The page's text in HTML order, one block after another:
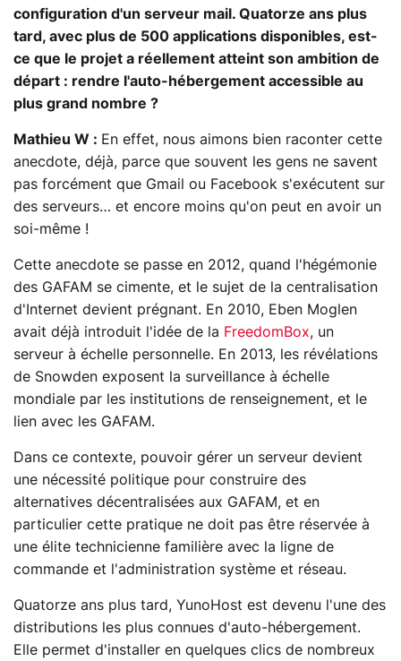
configuration d'un serveur mail. Quatorze ans plus
tard, avec plus de 500 applications disponibles, est-
ce que le projet a réellement atteint son ambition de
départ : rendre l'auto-hébergement accessible au
plus grand nombre ?
Mathieu W : En effet, nous aimons bien raconter cette
anecdote, déjà, parce que souvent les gens ne savent
pas forcément que Gmail ou Facebook s'exécutent sur
des serveurs… et encore moins qu'on peut en avoir un
soi-même !
Cette anecdote se passe en 2012, quand l'hégémonie
des GAFAM se cimente, et le sujet de la centralisation
d'Internet devient prégnant. En 2010, Eben Moglen
avait déjà introduit l'idée de la FreedomBox, un
serveur à échelle personnelle. En 2013, les révélations
de Snowden exposent la surveillance à échelle
mondiale par les institutions de renseignement, et le
lien avec les GAFAM.
Dans ce contexte, pouvoir gérer un serveur devient
une nécessité politique pour construire des
alternatives décentralisées aux GAFAM, et en
particulier cette pratique ne doit pas être réservée à
une élite technicienne familière avec la ligne de
commande et l'administration système et réseau.
Quatorze ans plus tard, YunoHost est devenu l'une des
distributions les plus connues d'auto-hébergement.
Elle permet d'installer en quelques clics de nombreux